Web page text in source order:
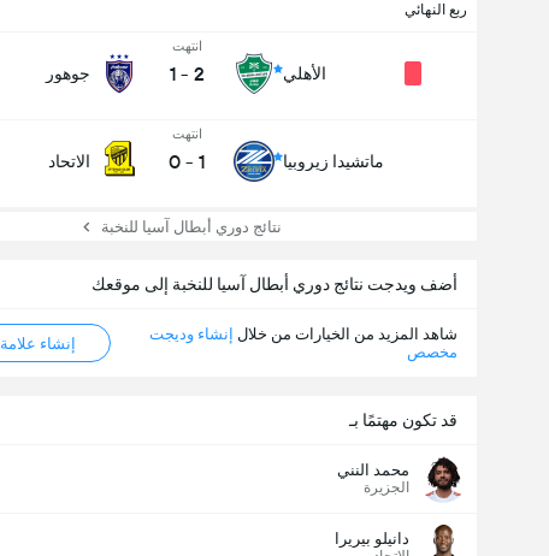
ربع النهائي
الأهلي
انتهت
2
-
1 جوهور
ماتشيدا زيروبيا
انتهت
1
-
0 الاتحاد
نتائج دوري أبطال آسيا للنخبة
أضف ويدجت نتائج دوري أبطال آسيا للنخبة إلى موقعك
شاهد المزيد من الخيارات من خلال إنشاء وديجت
مخصص
إنشاء علامة HTML
قد تكون مهتمًا بـ
محمد النني
الجزيرة
دانيلو بيريرا
عدد الاهداف (2.5)